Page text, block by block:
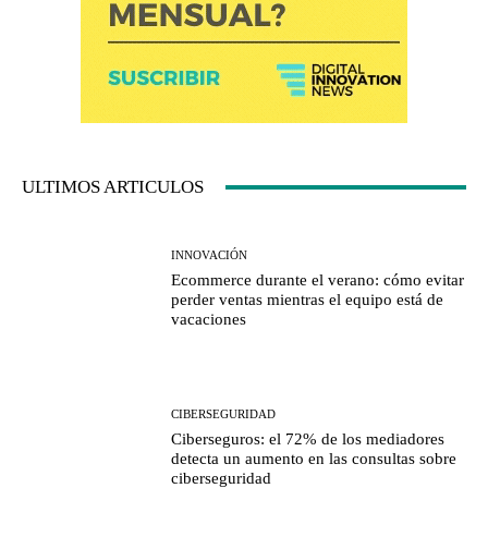
ULTIMOS ARTICULOS
INNOVACIÓN
Ecommerce durante el verano: cómo evitar
perder ventas mientras el equipo está de
vacaciones
CIBERSEGURIDAD
Ciberseguros: el 72% de los mediadores
detecta un aumento en las consultas sobre
ciberseguridad